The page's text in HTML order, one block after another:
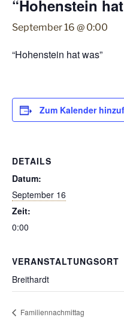
“Hohenstein
September 16 @ 0:00
“Hohenstein hat was”
Zum Kalender
DETAILS
Datum:
September 16
Zeit:
0:00
VERANSTALTUNGSORT
Breithardt
Familiennachmittag